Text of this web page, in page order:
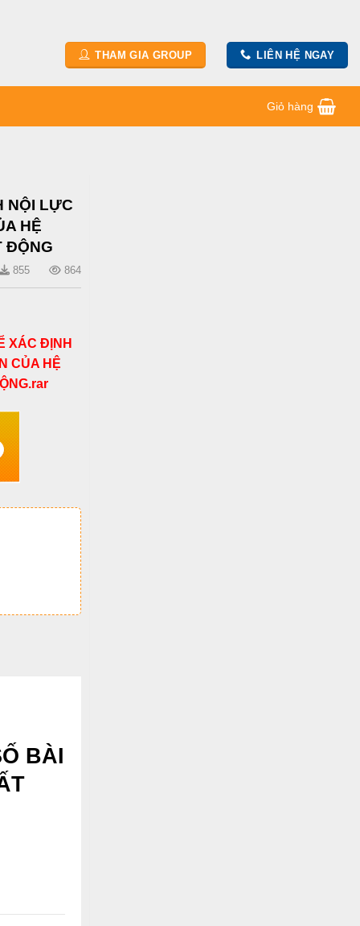
THAM GIA GROUP LIÊN HỆ NGAY
Giỏ hàng
NỘI LỰC
HỆ
ĐỘNG
855 864
XÁC ĐỊNH
CỦA HỆ
BÀI